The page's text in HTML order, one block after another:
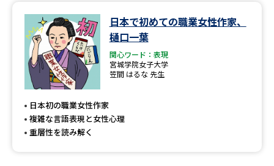
日本で初めての職業女性作家、
樋口一葉
関心ワード：表現
宮城学院女子大学
笠間 はるな 先生
日本初の職業女性作家
複雑な言語表現と女性心理
重層性を読み解く